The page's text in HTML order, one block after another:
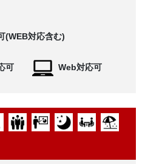
(WEB対応含む)
可 Web対応可